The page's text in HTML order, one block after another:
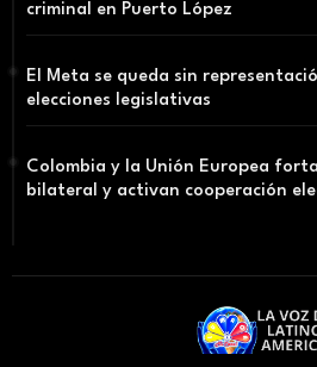
criminal en Puerto López
El Meta se queda sin
elecciones legislativas
Colombia y la Unión Europea
bilateral y activan cooperación